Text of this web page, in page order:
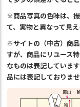
※商品写真の色味は、
て、実物と異なって見
※サイトの（中古）商
すが、商品にリユース
なものは表記していま
品には表記しておりま